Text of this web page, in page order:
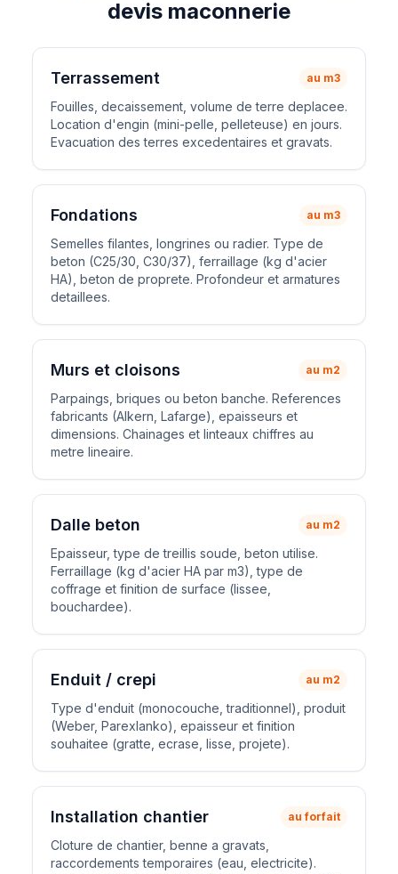
devis maconnerie
Terrassement au m3
Fouilles, decaissement, volume de terre deplacee.
Location d'engin (mini-pelle, pelleteuse) en jours.
Evacuation des terres excedentaires et gravats.
Fondations au m3
Semelles filantes, longrines ou radier. Type de
beton (C25/30, C30/37), ferraillage (kg d'acier
HA), beton de proprete. Profondeur et armatures
detaillees.
Murs et cloisons au m2
Parpaings, briques ou beton banche. References
fabricants (Alkern, Lafarge), epaisseurs et
dimensions. Chainages et linteaux chiffres au
metre lineaire.
Dalle beton au m2
Epaisseur, type de treillis soude, beton utilise.
Ferraillage (kg d'acier HA par m3), type de
coffrage et finition de surface (lissee,
bouchardee).
Enduit / crepi au m2
Type d'enduit (monocouche, traditionnel), produit
(Weber, Parexlanko), epaisseur et finition
souhaitee (gratte, ecrase, lisse, projete).
Installation chantier au forfait
Cloture de chantier, benne a gravats,
raccordements temporaires (eau, electricite).